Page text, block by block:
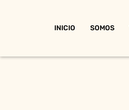
INICIO SOMOS